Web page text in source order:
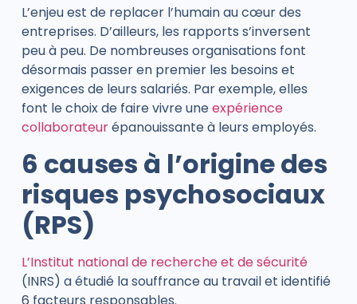
L’enjeu est de replacer l’humain au cœur des
entreprises. D’ailleurs, les rapports s’inversent
peu à peu. De nombreuses organisations font
désormais passer en premier les besoins et
exigences de leurs salariés. Par exemple, elles
font le choix de faire vivre uneexpérience
collaborateurépanouissante à leurs employés.
6 causes à l’origine des
risques psychosociaux
(RPS)
L’Institut national de recherche et de sécurité
(INRS) a étudié la souffrance au travail et identifié
6 facteurs responsables.